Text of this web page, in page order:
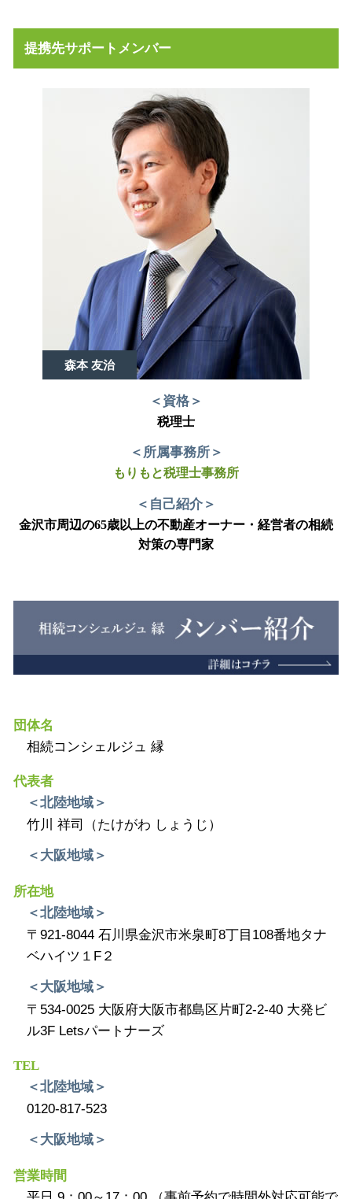
提携先サポートメンバー
森本 友治
＜資格＞
税理士
＜所属事務所＞
もりもと税理士事務所
＜自己紹介＞
金沢市周辺の65歳以上の不動産オーナー・経営者の相続
対策の専門家
団体名
相続コンシェルジュ 縁
代表者
＜北陸地域＞
竹川 祥司（たけがわ しょうじ）
＜大阪地域＞
所在地
＜北陸地域＞
〒921-8044 石川県金沢市米泉町8丁目108番地タナ
ベハイツ１F２
＜大阪地域＞
〒534-0025 大阪府大阪市都島区片町2-2-40 大発ビ
ル3F Letsパートナーズ
TEL
＜北陸地域＞
0120-817-523
＜大阪地域＞
営業時間